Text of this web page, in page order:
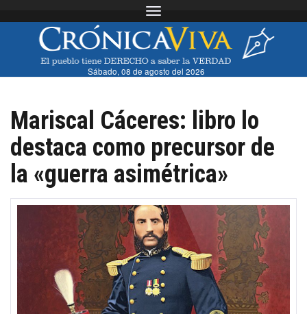
Toggle navigation
Sábado, 08 de agosto del 2026
Mariscal Cáceres: libro lo
destaca como precursor de
la «guerra asimétrica»